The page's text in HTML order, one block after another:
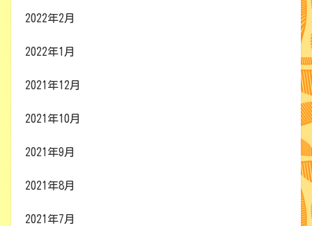
2022年2月
2022年1月
2021年12月
2021年10月
2021年9月
2021年8月
2021年7月